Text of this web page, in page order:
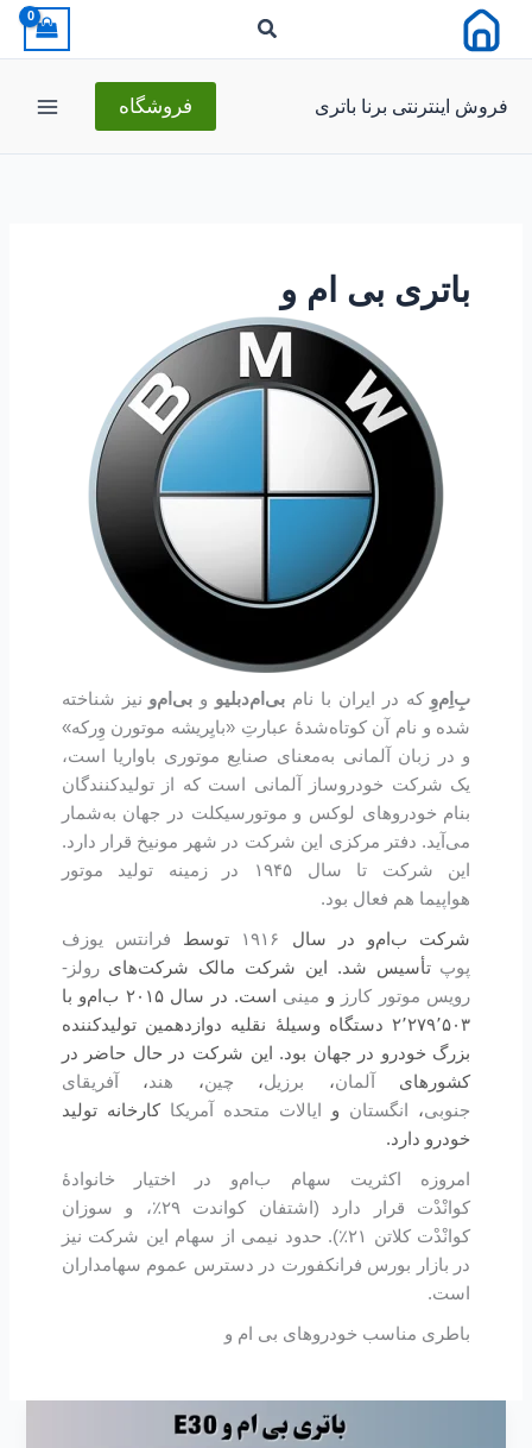
فروش اینترنتی برنا باتری فروشگاه
باتری بی ام و
بِ‌اِم‌وِ که در ایران با نام بی‌ام‌دبلیو و بی‌ام‌و نیز شناخته
شده و نام آن کوتاه‌شدهٔ عبارتِ «بایِریشه موتورن وِرکه»
و در زبان آلمانی به‌معنای صنایع موتوری باواریا است،
یک شرکت خودروساز آلمانی است که از تولیدکنندگان
بنام خودروهای لوکس و موتورسیکلت در جهان به‌شمار
می‌آید. دفتر مرکزی این شرکت در شهر مونیخ قرار دارد.
این شرکت تا سال ۱۹۴۵ در زمینه تولید موتور
هواپیما هم فعال بود.
شرکت ب‌ام‌و در سال ۱۹۱۶ توسط فرانتس یوزف
پوپ تأسیس شد. این شرکت مالک شرکت‌هایرولز-
رویس موتور کارز
و مینی
است. در سال ۲۰۱۵ ب‌ام‌و با
۲٬۲۷۹٬۵۰۳ دستگاه وسیلهٔ نقلیه دوازدهمین تولیدکننده
بزرگ خودرو در جهان بود. این شرکت در حال حاضر در
کشورهای
آلمان، برزیل، چین، هند ،
آفریقای
جنوبی، انگستان و ایالات متحده آمریکا کارخانه تولید
خودرو دارد.
امروزه اکثریت سهام ب‌ام‌و در اختیار خانوادهٔ
کوانْدْت قرار دارد (اشتفان کواندت ۲۹٪، و سوزان
کوانْدْت کلاتن ۲۱٪). حدود نیمی از سهام این شرکت نیز
در بازار بورس فرانکفورت در دسترس عموم سهامداران
است.
باطری مناسب خودروهای بی ام و